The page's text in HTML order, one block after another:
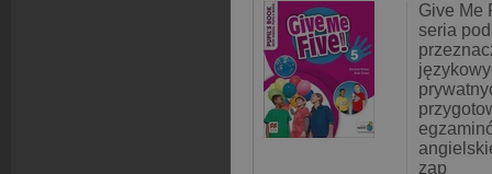
Give Me
seria
zap